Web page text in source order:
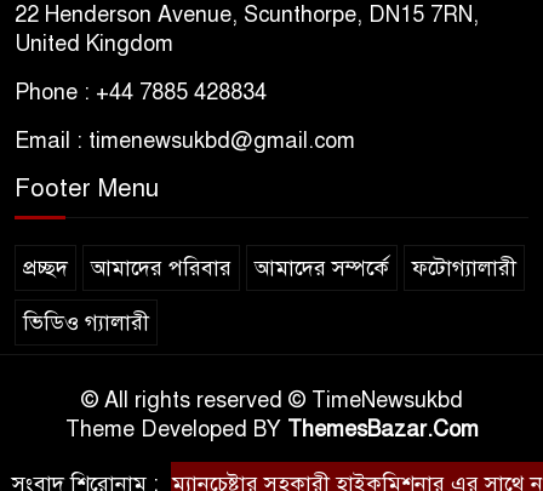
22 Henderson Avenue, Scunthorpe, DN15 7RN,
United Kingdom
Phone : +44 7885 428834
Email : timenewsukbd@gmail.com
Footer Menu
প্রচ্ছদ আমাদের পরিবার আমাদের সম্পর্কে ফটোগ্যালারী
ভিডিও গ্যালারী
© All rights reserved © TimeNewsukbd
Theme Developed BY ThemesBazar.Com
সংবাদ শিরোনাম :ম্যানচেষ্টার সহকারী হাইকমিশনার এর সাথে নর্থ